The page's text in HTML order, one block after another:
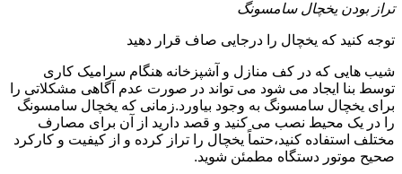
تراز بودن یخچال سامسونگ
توجه کنید که یخچال را درجایی صاف قرار دهید
شیب هایی که در کف منازل و آشپزخانه هنگام سرامیک کاری
توسط بنا ایجاد می شود می تواند در صورت عدم آگاهی مشکلاتی را
برای یخچال سامسونگ به وجود بیاورد.زمانی که یخچال سامسونگ
را در یک محیط نصب می کنید و قصد دارید از آن برای مصارف
مختلف استفاده کنید،حتماً یخچال را تراز کرده و از کیفیت و کارکرد
صحیح موتور دستگاه مطمئن شوید.